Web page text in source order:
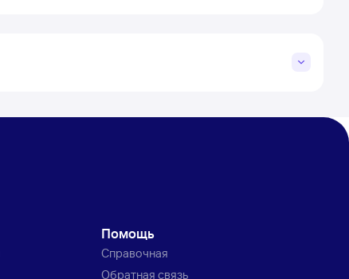
Помощь
Справочная
Обратная связь